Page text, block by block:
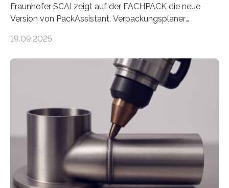
Fraunhofer SCAI zeigt auf der FACHPACK die neue
Version von PackAssistant. Verpackungsplaner
Automobil, Maschinenbau und in der Zulieferindustrie.
Teile als eine Einheit verpacken. Die Anordnung kann
der Benutzer vorgeben und erhält so mehr Kontrolle
über die Positionierung der Bauteile. Die ebenfalls neue
Automatisierungsschnittstelle dient dazu, die Software
besser in spezifische Unternehmensprozesse
einzubinden. Sankt Augustin – Zur Messe FACHPACK
vom 23. bis 25. September in Nürnberg…
19.09.2025